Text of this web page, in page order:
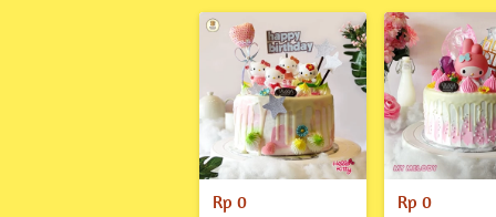
Rp 0 Rp 0